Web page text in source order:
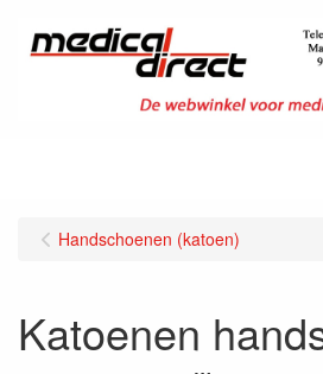
Handschoenen (katoen)
Katoenen